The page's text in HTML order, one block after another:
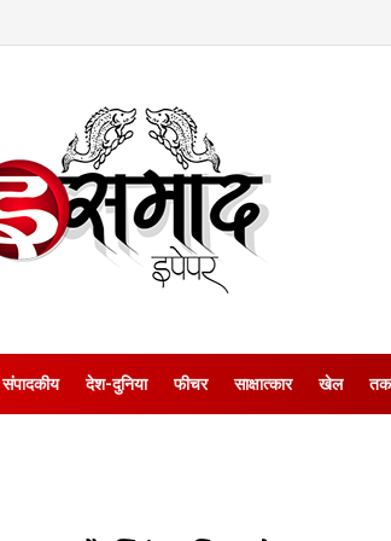
संपादकीय देश-दुनिया फीचर साक्षात्‍कार खेल